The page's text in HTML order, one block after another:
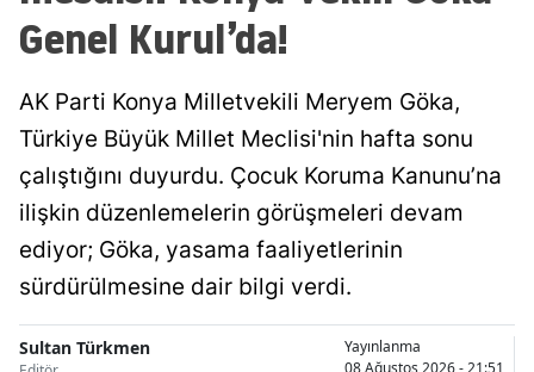
Muş
Nevşehir
Niğde
Ordu
Sakarya
Genel Kurul’da!
AK Parti Konya Milletvekili Meryem Göka,
Türkiye Büyük Millet Meclisi'nin hafta sonu
çalıştığını duyurdu. Çocuk Koruma Kanunu’na
ilişkin düzenlemelerin görüşmeleri devam
ediyor; Göka, yasama faaliyetlerinin
sürdürülmesine dair bilgi verdi.
Sultan Türkmen
Yayınlanma